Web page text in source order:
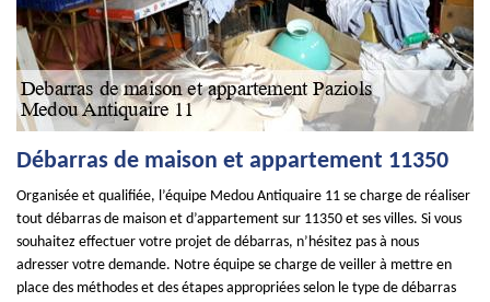
Débarras de maison et appartement 11350
Organisée et qualifiée, l’équipe Medou Antiquaire 11 se charge de réaliser
tout débarras de maison et d’appartement sur 11350 et ses villes. Si vous
souhaitez effectuer votre projet de débarras, n’hésitez pas à nous
adresser votre demande. Notre équipe se charge de veiller à mettre en
place des méthodes et des étapes appropriées selon le type de débarras